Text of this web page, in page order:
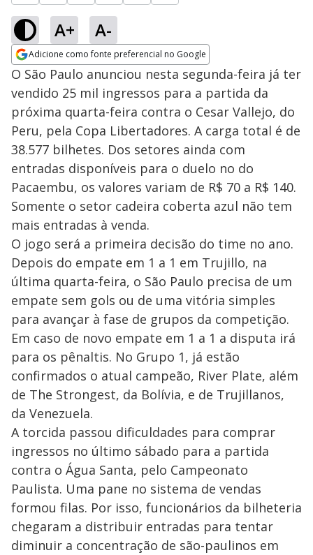
A+ A-
Adicione como fonte preferencial no Google
Opens in new window
O São Paulo anunciou nesta segunda-feira já ter
vendido 25 mil ingressos para a partida da
próxima quarta-feira contra o Cesar Vallejo, do
Peru, pela Copa Libertadores. A carga total é de
38.577 bilhetes. Dos setores ainda com
entradas disponíveis para o duelo no do
Pacaembu, os valores variam de R$ 70 a R$ 140.
Somente o setor cadeira coberta azul não tem
mais entradas à venda.
O jogo será a primeira decisão do time no ano.
Depois do empate em 1 a 1 em Trujillo, na
última quarta-feira, o São Paulo precisa de um
empate sem gols ou de uma vitória simples
para avançar à fase de grupos da competição.
Em caso de novo empate em 1 a 1 a disputa irá
para os pênaltis. No Grupo 1, já estão
confirmados o atual campeão, River Plate, além
de The Strongest, da Bolívia, e de Trujillanos,
da Venezuela.
A torcida passou dificuldades para comprar
ingressos no último sábado para a partida
contra o Água Santa, pelo Campeonato
Paulista. Uma pane no sistema de vendas
formou filas. Por isso, funcionários da bilheteria
chegaram a distribuir entradas para tentar
diminuir a concentração de são-paulinos em